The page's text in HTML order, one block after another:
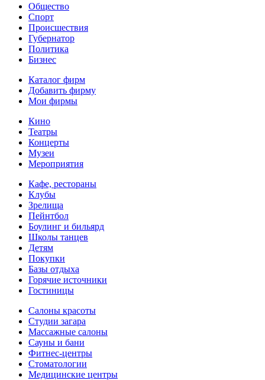
Общество
Спорт
Происшествия
Губернатор
Политика
Бизнес
Каталог фирм
Добавить фирму
Мои фирмы
Кино
Театры
Концерты
Музеи
Мероприятия
Кафе, рестораны
Клубы
Зрелища
Пейнтбол
Боулинг и бильярд
Школы танцев
Детям
Покупки
Базы отдыха
Горячие источники
Гостиницы
Салоны красоты
Студии загара
Массажные салоны
Сауны и бани
Фитнес-центры
Стоматологии
Медицинские центры